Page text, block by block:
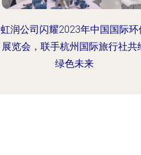
虹润公司闪耀2023年中国国际环
展览会，联手杭州国际旅行社共
绿色未来